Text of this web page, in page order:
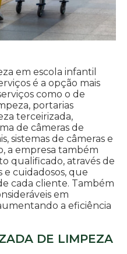
em escola infantil
é a opção mais
como o de
portarias
terceirizada,
de câmeras de
sistemas de câmeras e
a empresa também
qualificado, através de
e cuidadosos, que
cada cliente. Também
em
a eficiência
DE LIMPEZA